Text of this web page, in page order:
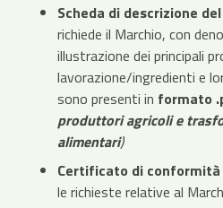
Scheda di descrizione
richiede il Marchio, con
illustrazione dei principali
lavorazione/ingredienti e
sono presenti in formato
produttori agricoli e
alimentari)
Certificato di conformità
le richieste relative al